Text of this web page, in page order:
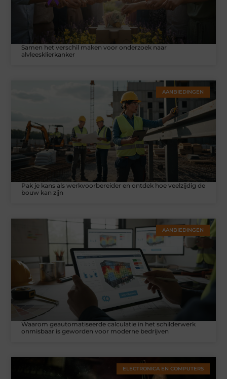
Samen het verschil maken voor onderzoek naar
alvleesklierkanker
AANBIEDINGEN
Pak je kans als werkvoorbereider en ontdek hoe veelzijdig de
bouw kan zijn
AANBIEDINGEN
Waarom geautomatiseerde calculatie in het schilderwerk
onmisbaar is geworden voor moderne bedrijven
ELECTRONICA EN COMPUTERS